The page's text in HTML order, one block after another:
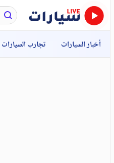
أخبار السيارات تجارب السيارات